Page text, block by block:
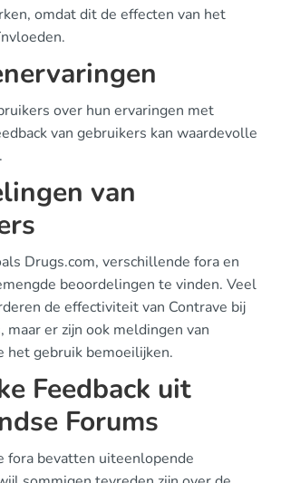
omdat dit de effecten van het
over hun ervaringen met
van gebruikers kan waardevolle
van
Drugs.com, verschillende fora en
beoordelingen te vinden. Veel
de effectiviteit van Contrave bij
er zijn ook meldingen van
het gebruik bemoeilijken.
Feedback uit
Forums
fora bevatten uiteenlopende